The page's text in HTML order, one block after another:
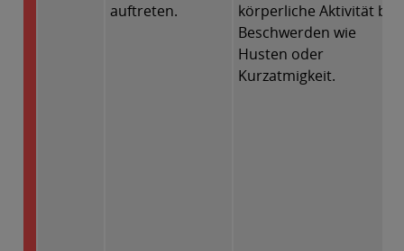
auftreten.
körperliche Aktivität bei
Beschwerden wie
Husten oder
Kurzatmigkeit.